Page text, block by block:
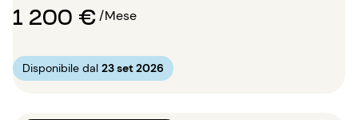
1 200 €/Mese
Disponibile dal 23 set 2026